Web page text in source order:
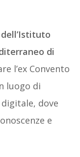
di
l’ex Convento
luogo di
dove
e